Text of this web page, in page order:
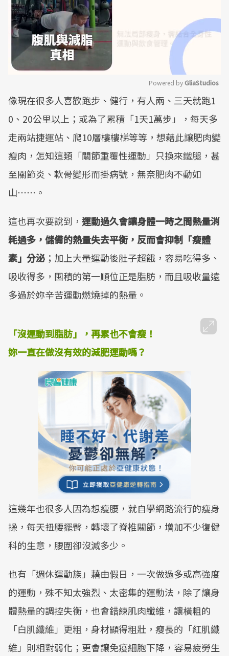
Mute
Powered by GliaStudios
像現在很多人喜歡跑步、健行，有人兩、三天就跑1
0、20公里以上；或為了累積「1天1萬步」，每天多
走兩站捷運站、爬10層樓樓梯等等，想藉此讓肥肉變
瘦肉，怎知這類「關節重覆性運動」只換來鐵腿，甚
至關節炎、軟骨變形而掛病號，無奈肥肉不動如
山⋯⋯。
這也再次要說到， 運動過久會讓身體一時之間熱量消
耗過多，儲備的熱量失去平衡，反而會抑制「瘦體
素」分泌 ；加上大量運動後肚子超餓，容易吃得多、
吸收得多，囤積的第一順位正是脂肪，而且吸收量遠
多過於妳辛苦運動燃燒掉的熱量。
「沒運動到脂肪」，再累也不會瘦！
妳一直在做沒有效的減肥運動嗎？
這幾年也很多人因為想瘦腰，就自學網路流行的瘦身
操，每天扭腰擺臀，轉壞了脊椎關節，增加不少復健
科的生意，腰圍卻沒減多少。
也有「週休運動族」藉由假日，一次做過多或高強度
的運動，殊不知太強烈、太密集的運動法，除了讓身
體熱量的調控失衡，也會錯練肌肉纖維，讓橫粗的
「白肌纖維」更粗，身材顯得粗壯，瘦長的「紅肌纖
維」則相對弱化；更會讓免疫細胞下降，容易疲勞生